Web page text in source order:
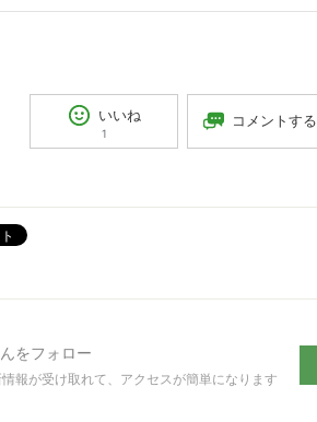
いいね
1
コメントする
をフォロー
報が受け取れて、アクセスが簡単になります